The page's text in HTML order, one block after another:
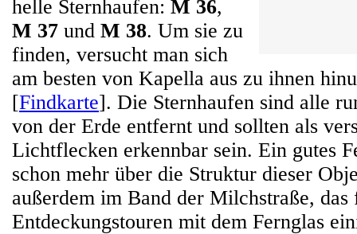
helle Sternhaufen: M 36,
M 37 und M 38. Um sie zu
finden, versucht man sich
am besten von Kapella aus zu ihnen
[Findkarte]. Die Sternhaufen sind alle
von der Erde entfernt und sollten als
Lichtflecken erkennbar sein. Ein gutes
schon mehr über die Struktur dieser
außerdem im Band der Milchstraße, das
Entdeckungstouren mit dem Fernglas